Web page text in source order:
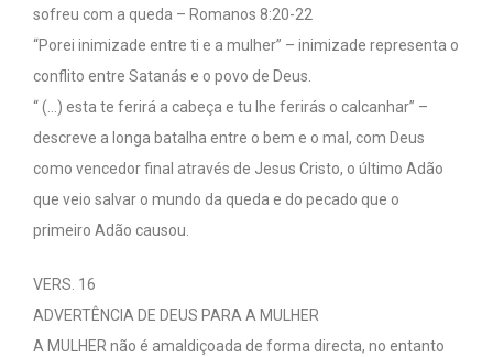
sofreu com a queda – Romanos 8:20-22
“Porei inimizade entre ti e a mulher” – inimizade representa o
conflito entre Satanás e o povo de Deus.
“ (…) esta te ferirá a cabeça e tu lhe ferirás o calcanhar” –
descreve a longa batalha entre o bem e o mal, com Deus
como vencedor final através de Jesus Cristo, o último Adão
que veio salvar o mundo da queda e do pecado que o
primeiro Adão causou.
VERS. 16
ADVERTÊNCIA DE DEUS PARA A MULHER
A MULHER não é amaldiçoada de forma directa, no entanto